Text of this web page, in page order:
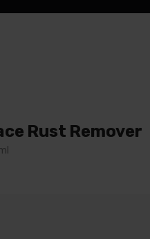
Rust Remover